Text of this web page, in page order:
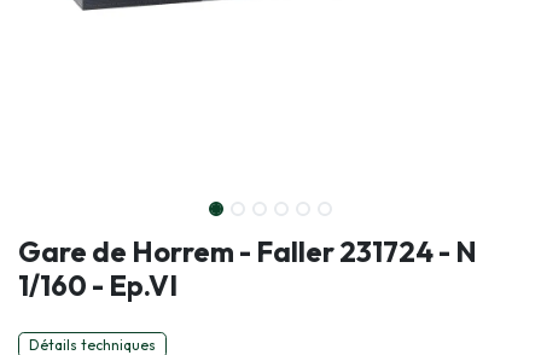
Gare de Horrem - Faller 231724 - N
1/160 - Ep.VI
Détails techniques